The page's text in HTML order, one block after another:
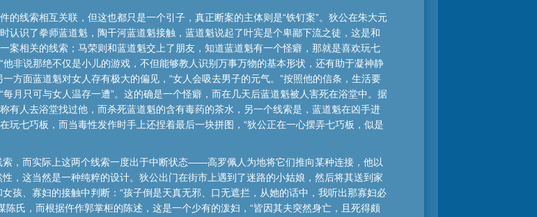
的线索相互关联，但这也都只是一个引子，真正断案的主体则是“铁钉案”。狄公在朱大元
认识了拳师蓝道魁，陶干河蓝道魁接触，蓝道魁说起了叶宾是个卑鄙下流之徒，这是和
案相关的线索；马荣则和蓝道魁交上了朋友，知道蓝道魁有一个怪癖，那就是喜欢玩七
他非说那绝不仅是小儿的游戏，不但能够教人识别万事万物的基本形状，还有助于凝神静
一方面蓝道魁对女人存有极大的偏见，“女人会吸去男子的元气。”按照他的信条，生活要
每月只可与女人温存一遭”。这的确是一个怪癖，而在几天后蓝道魁被人害死在浴堂中。据
有人去浴堂找过他，而杀死蓝道魁的含有毒药的茶水，另一个线索是，蓝道魁在凶手进
玩七巧板，而当毒性发作时手上还捏着最后一块拼图，“狄公正在一心摆弄七巧板，似是
，而实际上这两个线索一度出于中断状态——高罗佩人为地将它们推向某种连接，他以
，这当然是一种纯粹的设计。狄公出门在街市上遇到了迷路的小姑娘，然后将其送到家
孩、寡妇的接触中判断：“孩子倒是天真无邪、口无遮拦，从她的话中，我听出那寡妇必
氏，而根据仵作郭掌柜的陈述，这是一个少有的泼妇，“皆因其夫突然身亡，且死得颇